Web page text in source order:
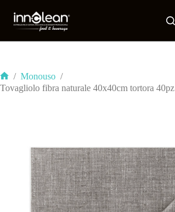
/ Monouso /
Tovagliolo fibra naturale 40x40cm tortora 40pz